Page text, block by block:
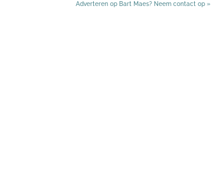
Adverteren op Bart Maes? Neem contact op »